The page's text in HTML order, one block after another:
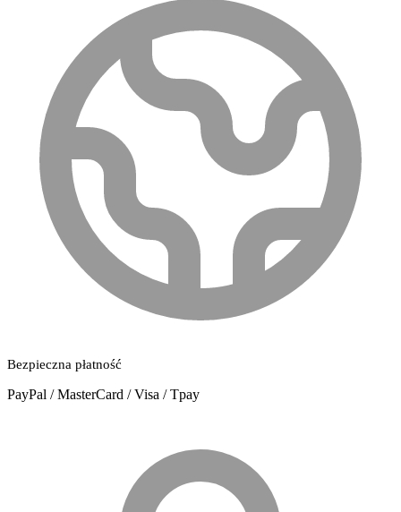
Bezpieczna płatność
PayPal / MasterCard / Visa / Tpay